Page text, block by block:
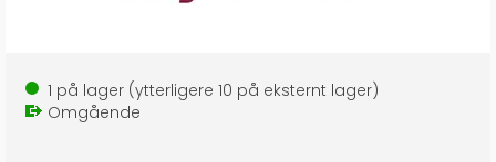
1 på lager (ytterligere 10 på eksternt lager)
Omgående